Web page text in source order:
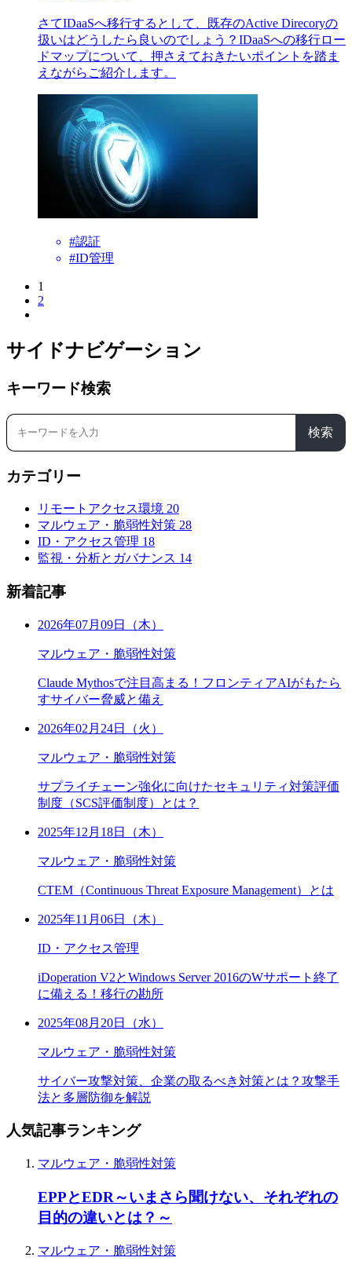
さてIDaaSへ移行するとして、既存のActive Direcoryの
扱いはどうしたら良いのでしょう？IDaaSへの移行ロー
ドマップについて、押さえておきたいポイントを踏ま
えながらご紹介します。
#認証
#ID管理
1
2
サイドナビゲーション
キーワード検索
検索
カテゴリー
リモートアクセス環境 20
マルウェア・脆弱性対策 28
ID・アクセス管理 18
監視・分析とガバナンス 14
新着記事
2026年07月09日（木）
マルウェア・脆弱性対策
Claude Mythosで注目高まる！フロンティアAIがもたら
すサイバー脅威と備え
2026年02月24日（火）
マルウェア・脆弱性対策
サプライチェーン強化に向けたセキュリティ対策評価
制度（SCS評価制度）とは？
2025年12月18日（木）
マルウェア・脆弱性対策
CTEM（Continuous Threat Exposure Management）とは
2025年11月06日（木）
ID・アクセス管理
iDoperation V2とWindows Server 2016のWサポート終了
に備える！移行の勘所
2025年08月20日（水）
マルウェア・脆弱性対策
サイバー攻撃対策、企業の取るべき対策とは？攻撃手
法と多層防御を解説
人気記事ランキング
マルウェア・脆弱性対策
EPPとEDR～いまさら聞けない、それぞれの
目的の違いとは？～
マルウェア・脆弱性対策